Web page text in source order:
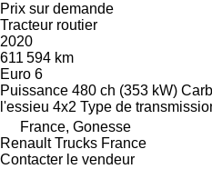
Prix sur demande
Tracteur routier
2020
611 594 km
Euro 6
Puissance 480 ch (353 kW)
l'essieu 4x2 Type de
France, Gonesse
Renault Trucks France
Contacter le vendeur